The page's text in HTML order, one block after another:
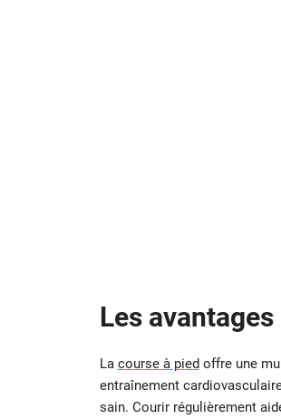
Les
La course à pied offre une
entraînement
sain. Courir régulièrement